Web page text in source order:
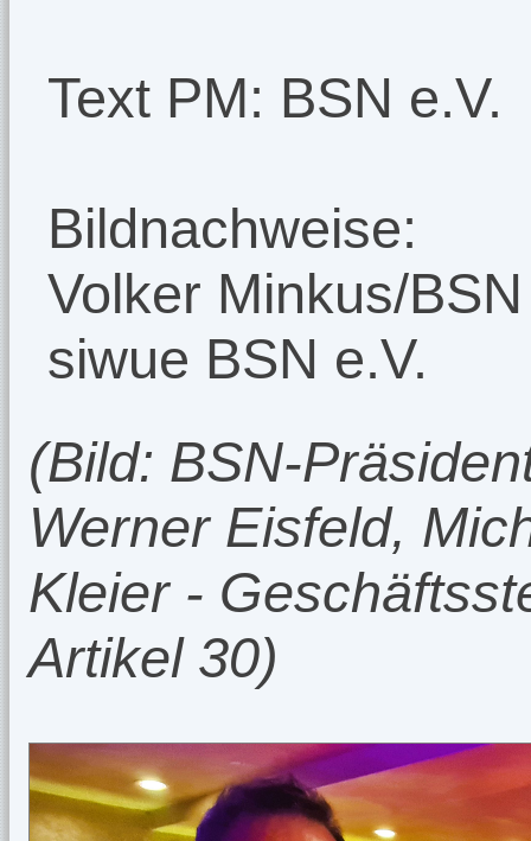
Text PM: BSN e.V.
Bildnachweise:
Volker Minkus/BSN
siwue BSN e.V.
(Bild: BSN-
Werner Eisfeld,
Kleier -
Artikel 30)